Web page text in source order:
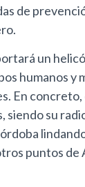
de
un
humanos y
En
su
puntos de